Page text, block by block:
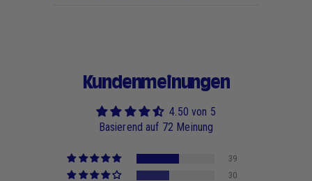
Kundenmeinungen
4.50 von 5
Basierend auf 72 Meinung
39
30